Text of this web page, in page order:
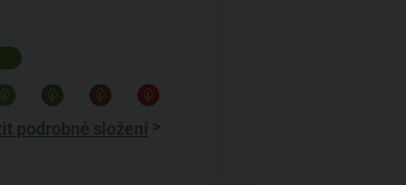
podrobné složení >